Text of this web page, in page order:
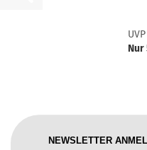
Nur
NEWSLETTER